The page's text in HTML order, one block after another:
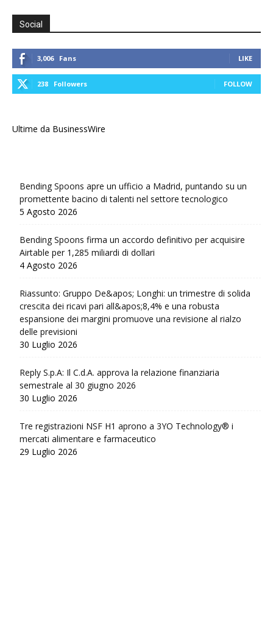
Social
3,006 Fans LIKE
238 Followers FOLLOW
Ultime da BusinessWire
Bending Spoons apre un ufficio a Madrid, puntando su un
promettente bacino di talenti nel settore tecnologico
5 Agosto 2026
Bending Spoons firma un accordo definitivo per acquisire
Airtable per 1,285 miliardi di dollari
4 Agosto 2026
Riassunto: Gruppo De&apos; Longhi: un trimestre di solida
crescita dei ricavi pari all&apos;8,4% e una robusta
espansione dei margini promuove una revisione al rialzo
delle previsioni
30 Luglio 2026
Reply S.p.A: Il C.d.A. approva la relazione finanziaria
semestrale al 30 giugno 2026
30 Luglio 2026
Tre registrazioni NSF H1 aprono a 3YO Technology® i
mercati alimentare e farmaceutico
29 Luglio 2026